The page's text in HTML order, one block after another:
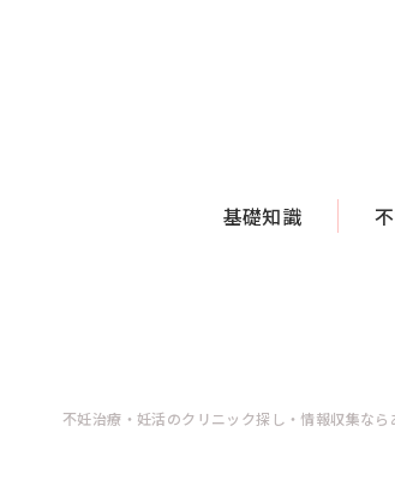
基礎知識
不妊治療・妊活のクリニック探し・情報収集なら